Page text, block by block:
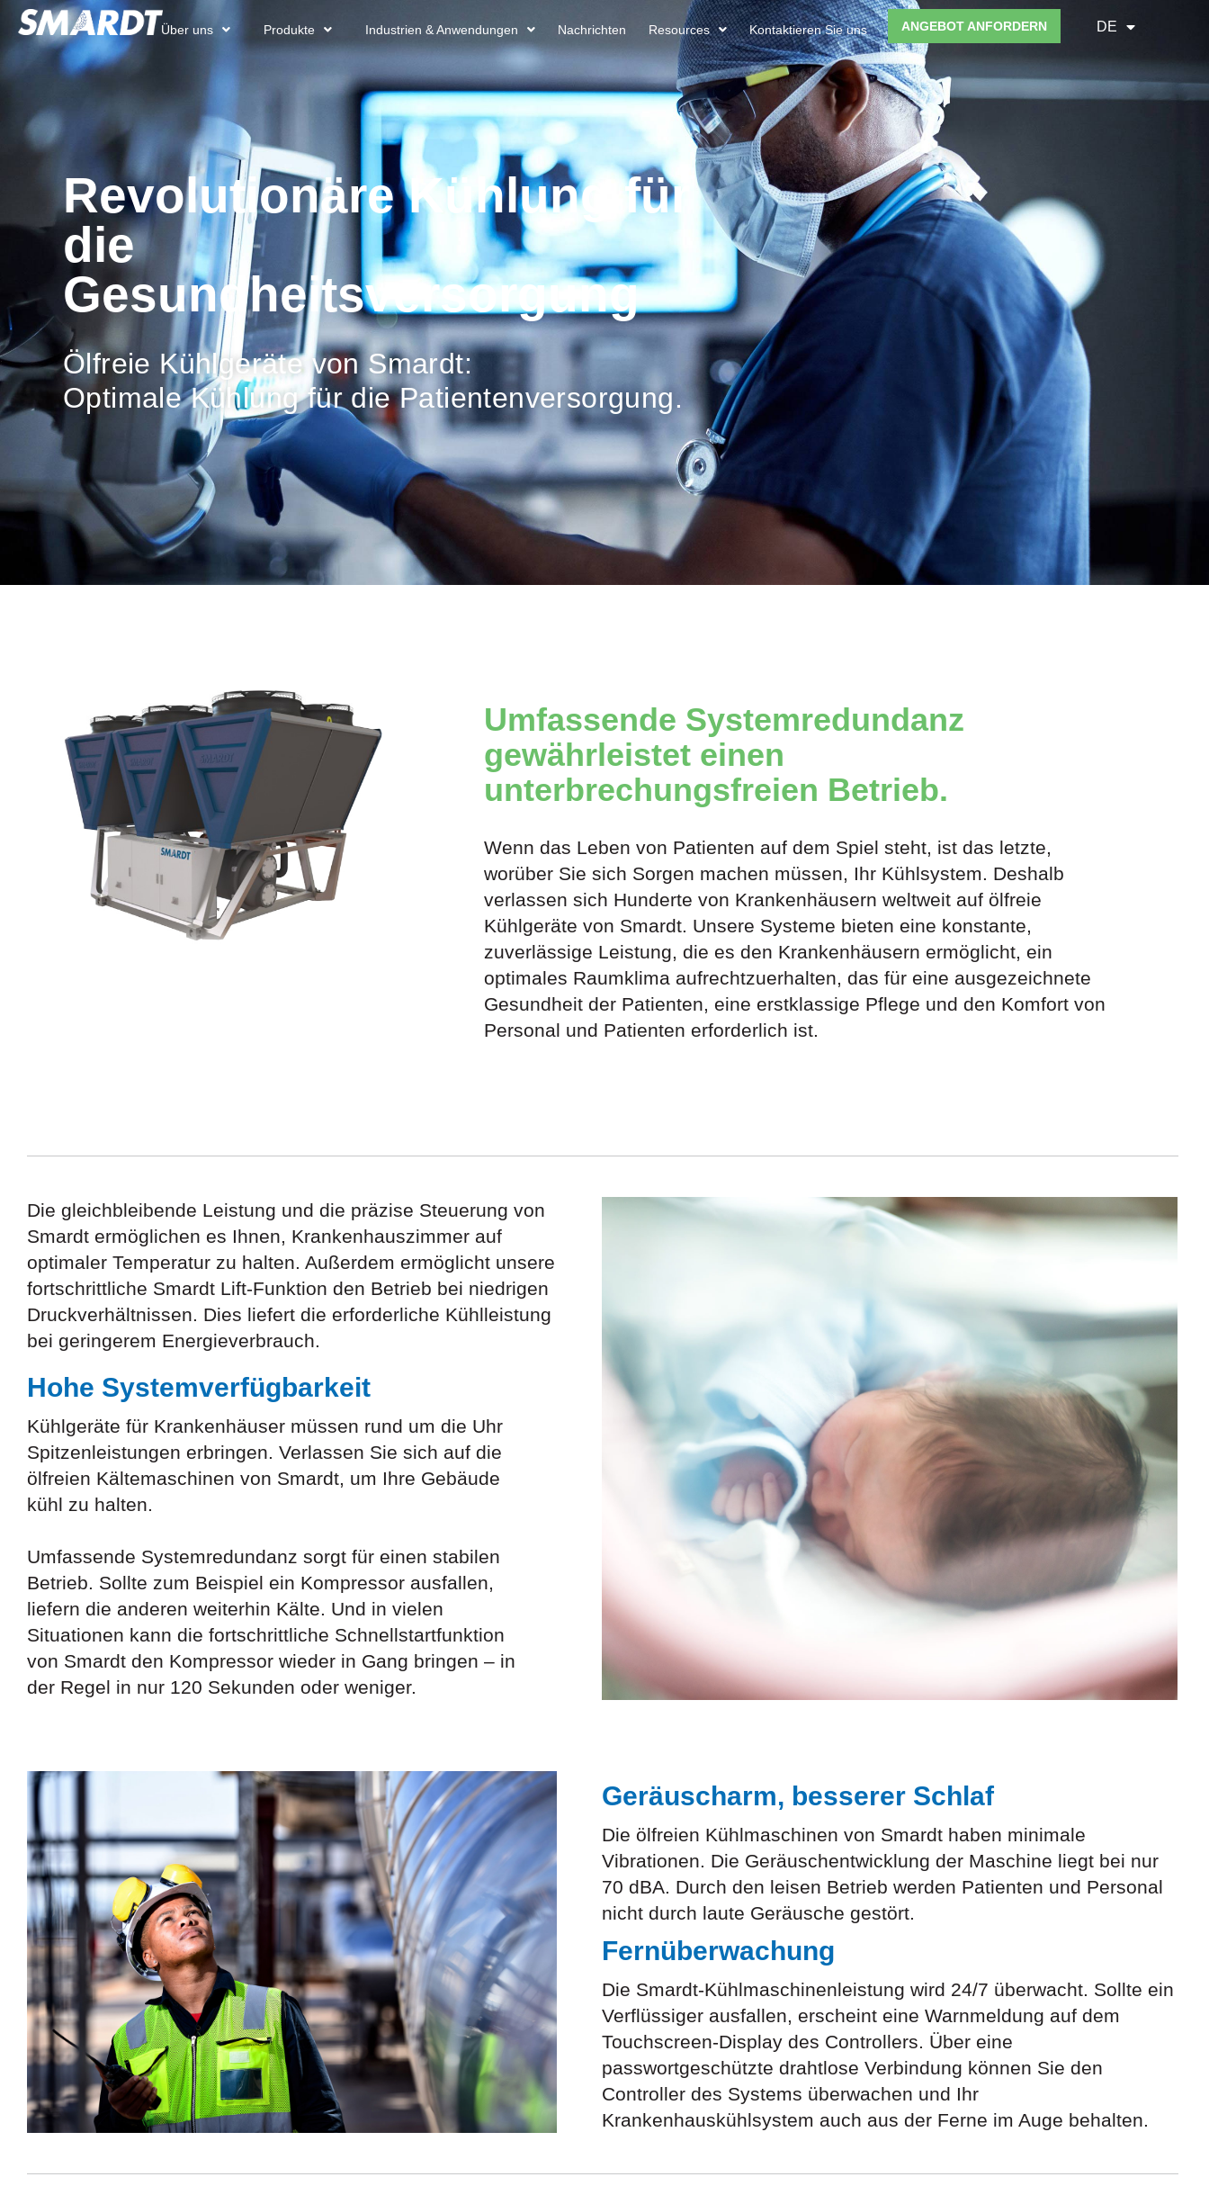
Über uns Produkte Industrien & Anwendungen Nachrichten Resources Kontaktieren Sie uns ANGEBOT ANFORDERN DE
Revolutionäre Kühlung für
die
Gesundheitsversorgung
Ölfreie Kühlgeräte von Smardt:
Optimale Kühlung für die Patientenversorgung.
Umfassende Systemredundanz
gewährleistet einen
unterbrechungsfreien Betrieb.
Wenn das Leben von Patienten auf dem Spiel steht, ist das letzte,
worüber Sie sich Sorgen machen müssen, Ihr Kühlsystem. Deshalb
verlassen sich Hunderte von Krankenhäusern weltweit auf ölfreie
Kühlgeräte von Smardt. Unsere Systeme bieten eine konstante,
zuverlässige Leistung, die es den Krankenhäusern ermöglicht, ein
optimales Raumklima aufrechtzuerhalten, das für eine ausgezeichnete
Gesundheit der Patienten, eine erstklassige Pflege und den Komfort von
Personal und Patienten erforderlich ist.
Die gleichbleibende Leistung und die präzise Steuerung von
Smardt ermöglichen es Ihnen, Krankenhauszimmer auf
optimaler Temperatur zu halten. Außerdem ermöglicht unsere
fortschrittliche Smardt Lift-Funktion den Betrieb bei niedrigen
Druckverhältnissen. Dies liefert die erforderliche Kühlleistung
bei geringerem Energieverbrauch.
Hohe Systemverfügbarkeit
Kühlgeräte für Krankenhäuser müssen rund um die Uhr
Spitzenleistungen erbringen. Verlassen Sie sich auf die
ölfreien Kältemaschinen von Smardt, um Ihre Gebäude
kühl zu halten.
Umfassende Systemredundanz sorgt für einen stabilen
Betrieb. Sollte zum Beispiel ein Kompressor ausfallen,
liefern die anderen weiterhin Kälte. Und in vielen
Situationen kann die fortschrittliche Schnellstartfunktion
von Smardt den Kompressor wieder in Gang bringen – in
der Regel in nur 120 Sekunden oder weniger.
Geräuscharm, besserer Schlaf
Die ölfreien Kühlmaschinen von Smardt haben minimale
Vibrationen. Die Geräuschentwicklung der Maschine liegt bei nur
70 dBA. Durch den leisen Betrieb werden Patienten und Personal
nicht durch laute Geräusche gestört.
Fernüberwachung
Die Smardt-Kühlmaschinenleistung wird 24/7 überwacht. Sollte ein
Verflüssiger ausfallen, erscheint eine Warnmeldung auf dem
Touchscreen-Display des Controllers. Über eine
passwortgeschützte drahtlose Verbindung können Sie den
Controller des Systems überwachen und Ihr
Krankenhauskühlsystem auch aus der Ferne im Auge behalten.